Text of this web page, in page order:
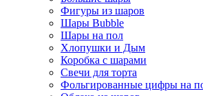
Фигуры из шаров
Шары Bubble
Шары на пол
Хлопушки и Дым
Коробка с шарами
Свечи для торта
Фольгированные цифры на